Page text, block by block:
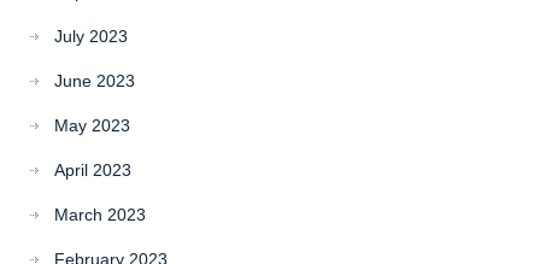
July 2023
June 2023
May 2023
April 2023
March 2023
February 2023